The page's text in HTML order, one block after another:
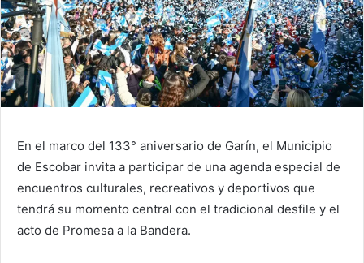
En el marco del 133° aniversario de Garín, el Municipio
de Escobar invita a participar de una agenda especial de
encuentros culturales, recreativos y deportivos que
tendrá su momento central con el tradicional desfile y el
acto de Promesa a la Bandera.